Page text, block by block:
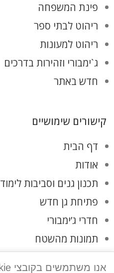
פינת המשפחה
ריהוט לבתי ספר
ריהוט למעונות
ג`ימבורי וזהירות בדרכים
חדש באתר
קישורים שימושיים
דף הבית
אודות
תכנון גנים וסביבות לימוד
פתיחת גן חדש
חדרי ג’ימבורי
תמונות מהשטח